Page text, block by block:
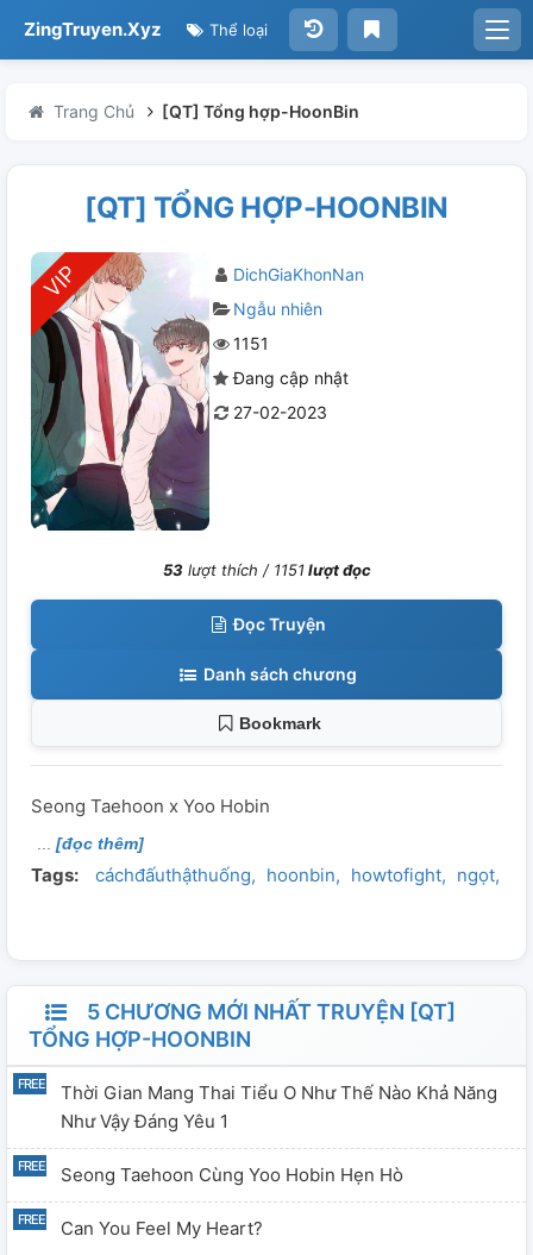
ZingTruyen.Xyz Thể loại
Trang Chủ [QT] Tổng hợp-HoonBin
[QT] TỔNG HỢP-HOONBIN
DichGiaKhonNan
Ngẫu nhiên
1151
Đang cập nhật
27-02-2023
53 lượt thích / 1151lượt đọc
Đọc Truyện
Danh sách chương
Bookmark
Seong Taehoon x Yoo Hobin
[đọc thêm]
Tags: cáchđấuthậthuống hoonbin howtofight ngọt
5 CHƯƠNG MỚI NHẤT TRUYỆN [QT]
TỔNG HỢP-HOONBIN
Thời Gian Mang Thai Tiểu O Như Thế Nào Khả Năng
Như Vậy Đáng Yêu 1
Seong Taehoon Cùng Yoo Hobin Hẹn Hò
Can You Feel My Heart?